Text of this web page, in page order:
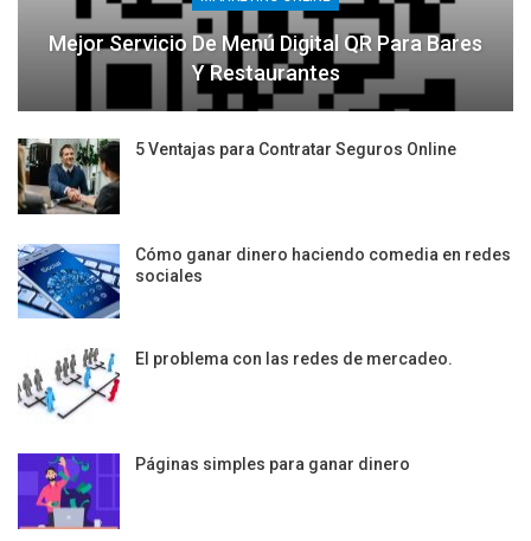
Mejor Servicio De Menú Digital QR Para Bares
Y Restaurantes
5 Ventajas para Contratar Seguros Online
Cómo ganar dinero haciendo comedia en redes
sociales
El problema con las redes de mercadeo.
Páginas simples para ganar dinero